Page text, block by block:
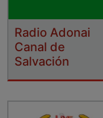
Radio Adonai
Canal de
Salvación